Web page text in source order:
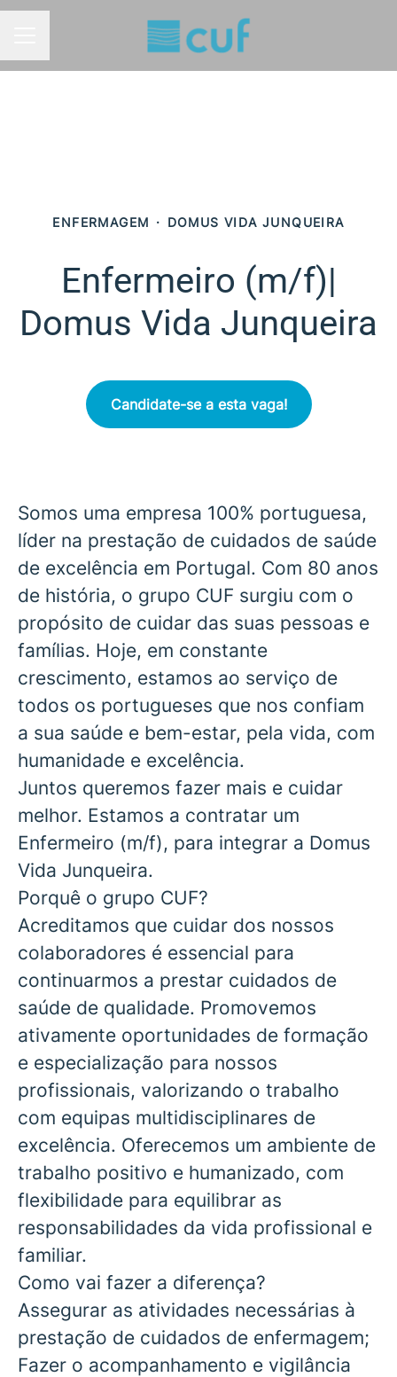
MENU DE CARREIRAS
ENFERMAGEM · DOMUS VIDA JUNQUEIRA
Enfermeiro (m/f)​|
Domus Vida Junqueira
Candidate-se a esta vaga!
Somos uma empresa 100% portuguesa,
líder na prestação de cuidados de saúde
de excelência em Portugal. Com 80 anos
de história, o grupo CUF surgiu com o
propósito de cuidar das suas pessoas e
famílias. Hoje, em constante
crescimento, estamos ao serviço de
todos os portugueses que nos confiam
a sua saúde e bem-estar, pela vida, com
humanidade e excelência.
Juntos queremos fazer mais e cuidar
melhor. Estamos a contratar um
Enfermeiro (m/f), para integrar a Domus
Vida Junqueira.
Porquê o grupo CUF?
Acreditamos que cuidar dos nossos
colaboradores é essencial para
continuarmos a prestar cuidados de
saúde de qualidade. Promovemos
ativamente oportunidades de formação
e especialização para nossos
profissionais, valorizando o trabalho
com equipas multidisciplinares de
excelência. Oferecemos um ambiente de
trabalho positivo e humanizado, com
flexibilidade para equilibrar as
responsabilidades da vida profissional e
familiar.
Como vai fazer a diferença?
Assegurar as atividades necessárias à
prestação de cuidados de enfermagem;
Fazer o acompanhamento e vigilância